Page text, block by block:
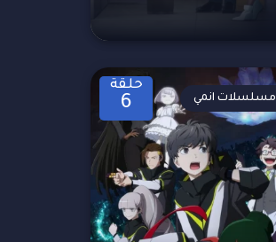
حلقة
6 مسلسلات انمي